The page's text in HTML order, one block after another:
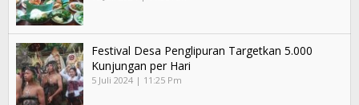
Festival Desa Penglipuran Targetkan 5.000
Kunjungan per Hari
5 Juli 2024 | 11:25 Pm